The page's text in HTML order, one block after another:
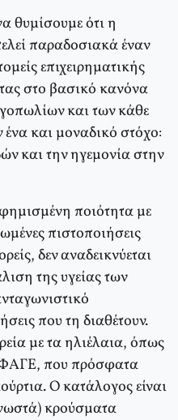
θυμίσουμε ότι η
παραδοσιακά έναν
επιχειρηματικής
στο βασικό κανόνα
και των κάθε
ένα και μοναδικό στόχο:
και την ηγεμονία στην
ποιότητα με
πιστοποιήσεις
δεν αναδεικνύεται
της υγείας των
που τη διαθέτουν.
με τα ηλιέλαια, όπως
ΦΑΓΕ, που πρόσφατα
Ο κατάλογος είναι
κρούσματα